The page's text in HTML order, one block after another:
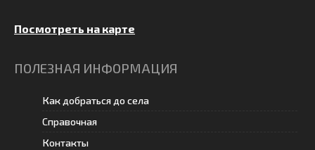
Посмотреть на карте
ПОЛЕЗНАЯ ИНФОРМАЦИЯ
Как добраться до села
Справочная
Контакты